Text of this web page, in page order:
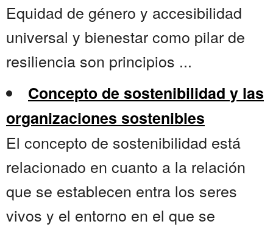
Equidad de género y accesibilidad
universal y bienestar como pilar de
resiliencia son principios ...
Concepto de sostenibilidad y las
organizaciones sostenibles
El concepto de sostenibilidad está
relacionado en cuanto a la relación
que se establecen entra los seres
vivos y el entorno en el que se